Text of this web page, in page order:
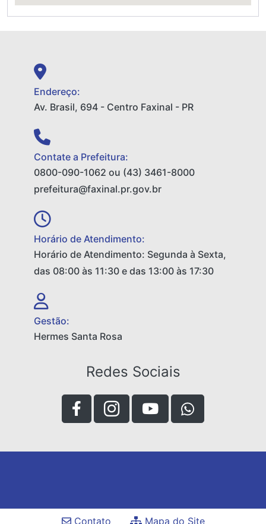
Endereço:
Av. Brasil, 694 - Centro Faxinal - PR
Contate a Prefeitura:
0800-090-1062 ou (43) 3461-8000
prefeitura@faxinal.pr.gov.br
Horário de Atendimento:
Horário de Atendimento: Segunda à Sexta,
das 08:00 às 11:30 e das 13:00 às 17:30
Gestão:
Hermes Santa Rosa
Redes Sociais
Contato Mapa do Site